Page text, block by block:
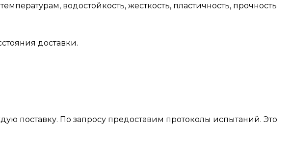
водостойкость, жесткость, пластичность, прочность
доставки.
поставку. По запросу предоставим протоколы испытаний. Это